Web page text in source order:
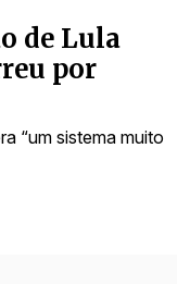
de Lula
por
“um sistema muito